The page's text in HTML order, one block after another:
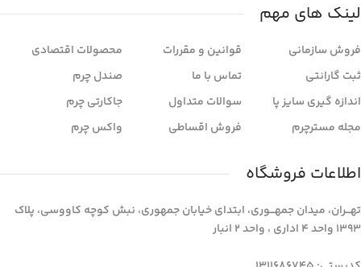
لینک های مهم
فروش سازمانی
ثبت گارانتی
اندازه گیری سایز پا
مجله مسترچرم
قوانین و مقررات
تماس با ما
سوالات متداول
فروش اقساطی
محصولات اقتصادی
صندل چرم
جاکارتی چرم
واکس چرم
اطلاعات فروشگاه
تهـــران، میدان جمهـــوری، ابتدای خیابان جمهوری، نبش کوچه کاووسی، پلاک
1393 واحد 4 اداری ، واحد 2 انبار